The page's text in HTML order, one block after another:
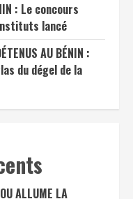
: Le concours
lancé
AU BÉNIN :
du dégel de la
ALLUME LA